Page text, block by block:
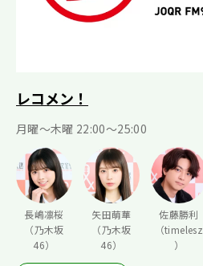
レコメン！
月曜〜木曜 22:00〜25:00
長嶋凛桜
（乃木坂
46）
矢田萌華
（乃木坂
46）
佐藤勝利
（timelesz
）